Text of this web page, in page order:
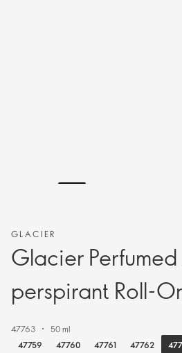
GLACIER
Glacier
perspirant Roll-
47763
50 ml
47759
47760 47761 47762